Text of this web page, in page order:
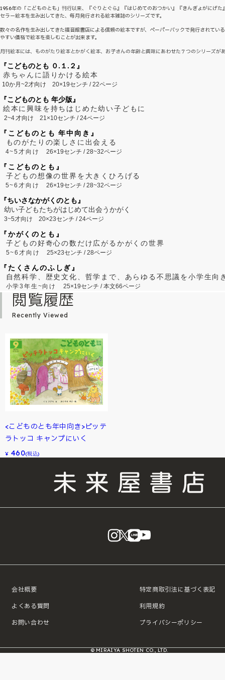
1956年の「こどものとも」刊行以来、『ぐりとぐら』『はじめてのおつかい』『きんぎょがにげた
セラー絵本を生み出してきた、毎月発行される絵本雑誌のシリーズです。
数々の名作を生み出してきた福音館書店による信頼の絵本ですが、ペーパーバックで発行されてい
やすい価格で絵本を楽しむことが出来ます。
月刊絵本には、ものがたり絵本とかがく絵本、お子さんの年齢と興味にあわせた７つのシリーズが
『こどものとも ０.１.２』
赤ちゃんに語りかける絵本
10か月~2才向け 20×19センチ / 22ページ
『こどものとも 年少版』
絵本に興味を持ちはじめた幼い子どもに
2~4才向け 21×10センチ / 24ページ
『こどものとも 年中向き』
ものがたりの楽しさに出会える
4~5才向け26×19センチ / 28~32ページ
『こどものとも』
子どもの想像の世界を大きくひろげる
5~6才向け26×19センチ / 28~32ページ
『ちいさなかがくのとも』
幼い子どもたちがはじめて出会うかがく
3~5才向け 20×23センチ / 24ページ
『かがくのとも』
子どもの好奇心の数だけ広がるかがくの世界
5~6才向け25×23センチ / 28ページ
『たくさんのふしぎ』
自然科学、歴史文化、哲学まで、あらゆる不思議を小学生向
小学3年生~向け 25×19センチ / 本文66ページ
閲覧履歴
Recently Viewed
<こどものとも年中向き>ピッテ
ラトッコ キャンプにいく
¥ 460(税込)
instagram
X LINE
会社概要
よくある質問
お問い合わせ
特定商取引法に基づく表記
利用規約
プライバシーポリシー
© MIRAIYA SHOTEN CO., LTD.